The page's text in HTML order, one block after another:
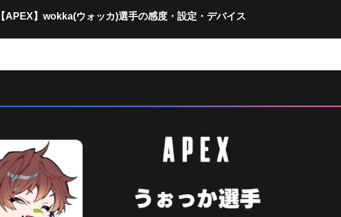
【APEX】wokka(ウォッカ)選手の感度・設定・デバイス